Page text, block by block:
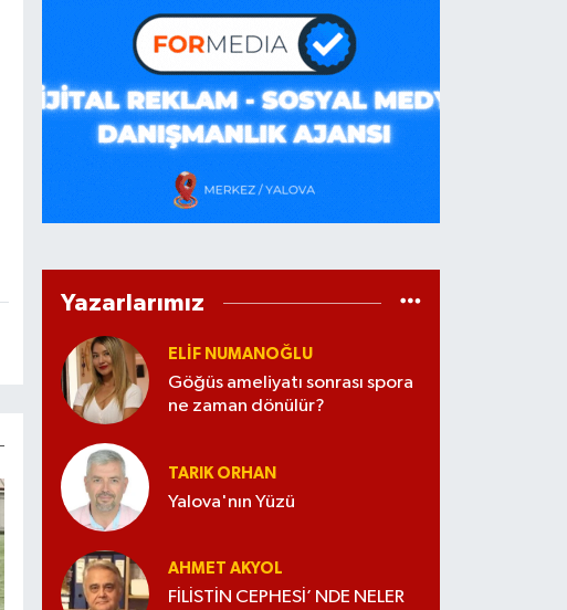
Yazarlarımız
ELİF NUMANOĞLU
Göğüs ameliyatı sonrası spora
ne zaman dönülür?
TARIK ORHAN
Yalova'nın Yüzü
AHMET AKYOL
FİLİSTİN CEPHESİ’ NDE NELER